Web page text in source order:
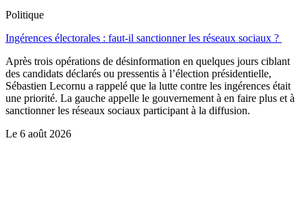
Politique
Ingérences électorales : faut-il sanctionner les réseaux sociaux ?
Après trois opérations de désinformation en quelques jours ciblant
des candidats déclarés ou pressentis à l’élection présidentielle,
Sébastien Lecornu a rappelé que la lutte contre les ingérences était
une priorité. La gauche appelle le gouvernement à en faire plus et à
sanctionner les réseaux sociaux participant à la diffusion.
Le 6 août 2026